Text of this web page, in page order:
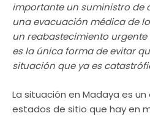
importante un suministro de
una evacuación médica de
un reabastecimiento urgente
es la única forma de evitar
situación que ya es
La situación en Madaya es
estados de sitio que hay en